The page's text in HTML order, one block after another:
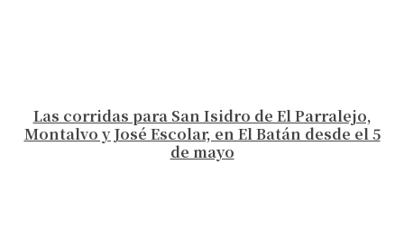
Las corridas para San Isidro de El Parralejo,
Montalvo y José Escolar, en El Batán desde el 5
de mayo